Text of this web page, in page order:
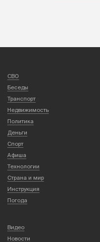
СВО
Беседы
Транспорт
Недвижимость
Политика
Деньги
Спорт
Афиша
Технологии
Страна и мир
Инструкция
Погода
Видео
Новости